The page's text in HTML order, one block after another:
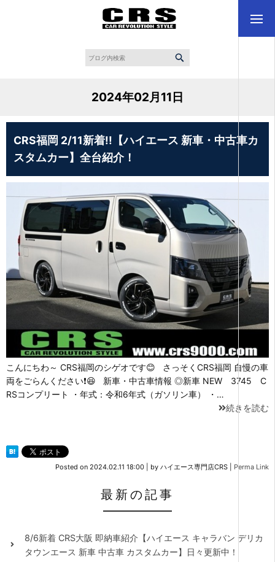
2024年02月11日
CRS福岡 2/11新着!!【ハイエース 新車・中古車カ
スタムカー】全台紹介！
こんにちわ～ CRS福岡のシゲオです😊 さっそくCRS福岡 自慢の車
両をごらんください❗😆 新車・中古車情報 ◎新車 NEW 3745 C
RSコンプリート ・年式：令和6年式（ガソリン車） ・…
続きを読む
Posted on 2024.02.11 18:00 by ハイエース専門店CRS Perma Link
最新の記事
8/6新着 CRS大阪 即納車紹介【ハイエース キャラバン デリカ
タウンエース 新車 中古車 カスタムカー】日々更新中！